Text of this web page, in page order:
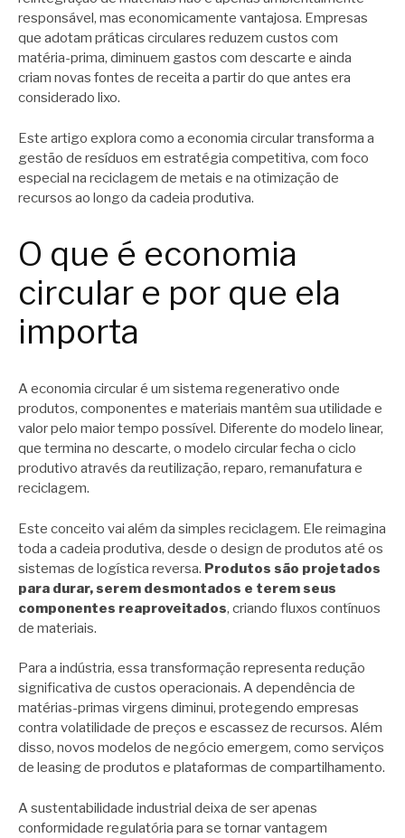
responsável, mas economicamente vantajosa. Empresas
que adotam práticas circulares reduzem custos com
matéria-prima, diminuem gastos com descarte e ainda
criam novas fontes de receita a partir do que antes era
considerado lixo.
Este artigo explora como a economia circular transforma a
gestão de resíduos em estratégia competitiva, com foco
especial na reciclagem de metais e na otimização de
recursos ao longo da cadeia produtiva.
O que é economia
circular e por que ela
importa
A economia circular é um sistema regenerativo onde
produtos, componentes e materiais mantêm sua utilidade e
valor pelo maior tempo possível. Diferente do modelo linear,
que termina no descarte, o modelo circular fecha o ciclo
produtivo através da reutilização, reparo, remanufatura e
reciclagem.
Este conceito vai além da simples reciclagem. Ele reimagina
toda a cadeia produtiva, desde o design de produtos até os
sistemas de logística reversa. Produtos são projetados
para durar, serem desmontados e terem seus
componentes reaproveitados, criando fluxos contínuos
de materiais.
Para a indústria, essa transformação representa redução
significativa de custos operacionais. A dependência de
matérias-primas virgens diminui, protegendo empresas
contra volatilidade de preços e escassez de recursos. Além
disso, novos modelos de negócio emergem, como serviços
de leasing de produtos e plataformas de compartilhamento.
A sustentabilidade industrial deixa de ser apenas
conformidade regulatória para se tornar vantagem